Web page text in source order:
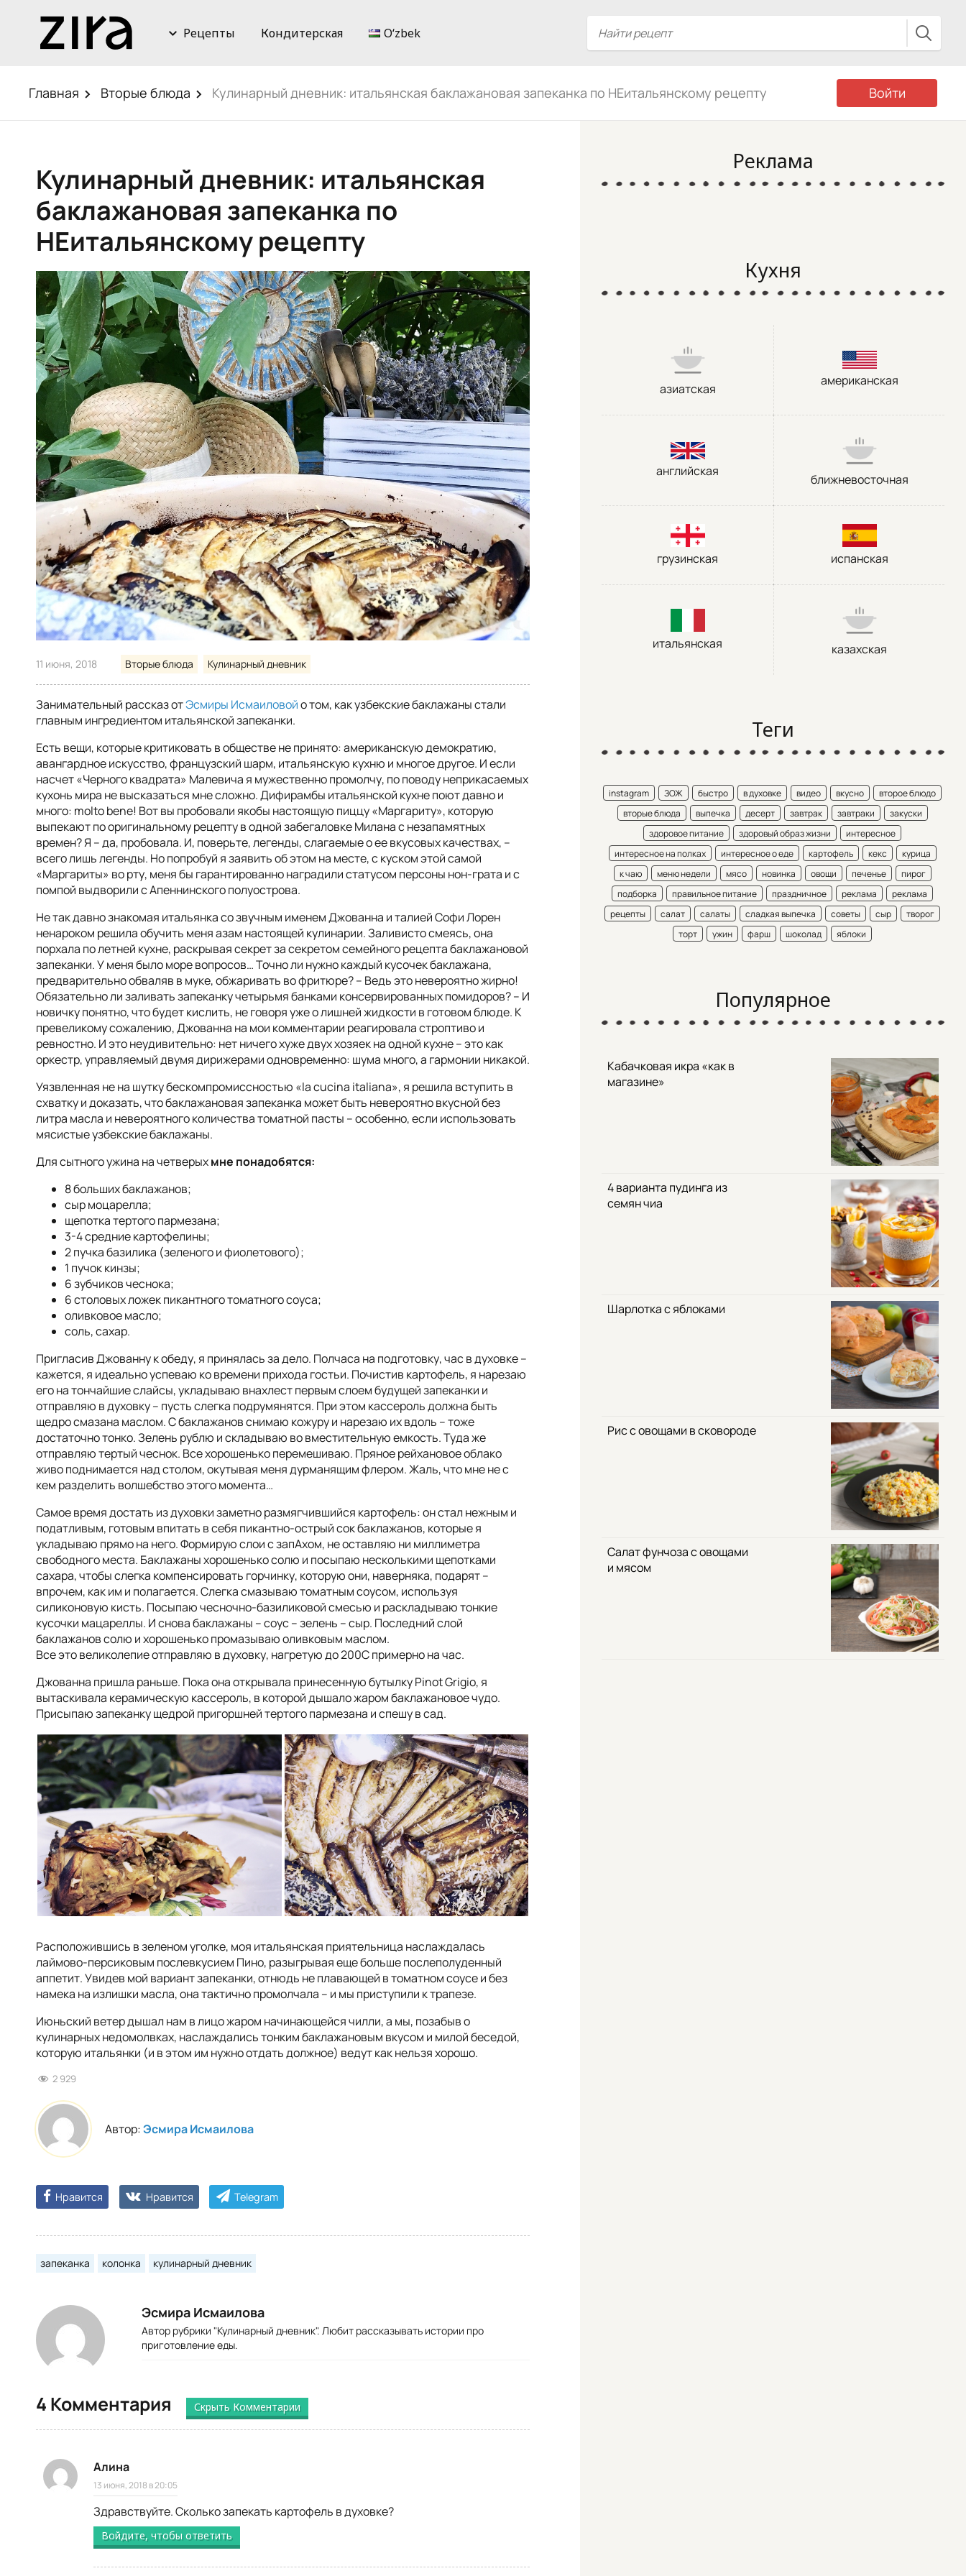
Рецепты Кондитерская Oʻzbek
Главная Вторые блюда Кулинарный дневник: итальянская баклажановая запеканка по НЕитальянскому рецепту Войти
Кулинарный дневник: итальянская
баклажановая запеканка по
НЕитальянскому рецепту
11 июня, 2018 Вторые блюда Кулинарный дневник
Занимательный рассказ отЭсмиры Исмаиловойо том, как узбекские баклажаны стали
главным ингредиентом итальянской запеканки.
Есть вещи, которые критиковать в обществе не принято: американскую демократию,
авангардное искусство, французский шарм, итальянскую кухню и многое другое. И если
насчет «Черного квадрата» Малевича я мужественно промолчу, по поводу неприкасаемых
кухонь мира не высказаться мне сложно. Дифирамбы итальянской кухне поют давно и
много: molto bene! Вот вы пробовали якобы настоящую пиццу «Маргариту», которую
выпекают по оригинальному рецепту в одной забегаловке Милана с незапамятных
времен? Я – да, пробовала. И, поверьте, легенды, слагаемые о ее вкусовых качествах, –
всего лишь легенды. Но попробуй я заявить об этом на месте, с куском этой самой
«Маргариты» во рту, меня бы гарантированно наградили статусом персоны нон-грата и с
помпой выдворили с Апеннинского полуострова.
Не так давно знакомая итальянка со звучным именем Джованна и талией Софи Лорен
ненароком решила обучить меня азам настоящей кулинарии. Заливисто смеясь, она
порхала по летней кухне, раскрывая секрет за секретом семейного рецепта баклажановой
запеканки. У меня было море вопросов… Точно ли нужно каждый кусочек баклажана,
предварительно обваляв в муке, обжаривать во фритюре? – Ведь это невероятно жирно!
Обязательно ли заливать запеканку четырьмя банками консервированных помидоров? – И
новичку понятно, что будет кислить, не говоря уже о лишней жидкости в готовом блюде. К
превеликому сожалению, Джованна на мои комментарии реагировала строптиво и
ревностно. И это неудивительно: нет ничего хуже двух хозяек на одной кухне – это как
оркестр, управляемый двумя дирижерами одновременно: шума много, а гармонии никакой.
Уязвленная не на шутку бескомпромиссностью «la cucina italiana», я решила вступить в
схватку и доказать, что баклажановая запеканка может быть невероятно вкусной без
литра масла и невероятного количества томатной пасты – особенно, если использовать
мясистые узбекские баклажаны.
Для сытного ужина на четверыхмне понадобятся:
8 больших баклажанов;
сыр моцарелла;
щепотка тертого пармезана;
3-4 средние картофелины;
2 пучка базилика (зеленого и фиолетового);
1 пучок кинзы;
6 зубчиков чеснока;
6 столовых ложек пикантного томатного соуса;
оливковое масло;
соль, сахар.
Пригласив Джованну к обеду, я принялась за дело. Полчаса на подготовку, час в духовке –
кажется, я идеально успеваю ко времени прихода гостьи. Почистив картофель, я нарезаю
его на тончайшие слайсы, укладываю внахлест первым слоем будущей запеканки и
отправляю в духовку – пусть слегка подрумянятся. При этом кассероль должна быть
щедро смазана маслом. С баклажанов снимаю кожуру и нарезаю их вдоль – тоже
достаточно тонко. Зелень рублю и складываю во вместительную емкость. Туда же
отправляю тертый чеснок. Все хорошенько перемешиваю. Пряное рейхановое облако
живо поднимается над столом, окутывая меня дурманящим флером. Жаль, что мне не с
кем разделить волшебство этого момента…
Самое время достать из духовки заметно размягчившийся картофель: он стал нежным и
податливым, готовым впитать в себя пикантно-острый сок баклажанов, которые я
укладываю прямо на него. Формирую слои с запАхом, не оставляю ни миллиметра
свободного места. Баклажаны хорошенько солю и посыпаю несколькими щепотками
сахара, чтобы слегка компенсировать горчинку, которую они, наверняка, подарят –
впрочем, как им и полагается. Слегка смазываю томатным соусом, используя
силиконовую кисть. Посыпаю чесночно-базиликовой смесью и раскладываю тонкие
кусочки мацареллы. И снова баклажаны – соус – зелень – сыр. Последний слой
баклажанов солю и хорошенько промазываю оливковым маслом.
Все это великолепие отправляю в духовку, нагретую до 200С примерно на час.
Джованна пришла раньше. Пока она открывала принесенную бутылку Pinot Grigio, я
вытаскивала керамическую кассероль, в которой дышало жаром баклажановое чудо.
Присыпаю запеканку щедрой пригоршней тертого пармезана и спешу в сад.
Расположившись в зеленом уголке, моя итальянская приятельница наслаждалась
лаймово-персиковым послевкусием Пино, разыгрывая еще больше послеполуденный
аппетит. Увидев мой вариант запеканки, отнюдь не плавающей в томатном соусе и без
намека на излишки масла, она тактично промолчала – и мы приступили к трапезе.
Июньский ветер дышал нам в лицо жаром начинающейся чилли, а мы, позабыв о
кулинарных недомолвках, наслаждались тонким баклажановым вкусом и милой беседой,
которую итальянки (и в этом им нужно отдать должное) ведут как нельзя хорошо.
2 929
Автор:Эсмира Исмаилова
Нравится Нравится Telegram
запеканка колонка кулинарный дневник
Эсмира Исмаилова
Автор рубрики "Кулинарный дневник". Любит рассказывать истории про
приготовление еды.
4 Комментария Скрыть Комментарии
Алина
13 июня, 2018 в 20:05
Здравствуйте. Сколько запекать картофель в духовке?
Войдите, чтобы ответить
Реклама
Кухня
азиатская
американская
английская
ближневосточная
грузинская испанская
итальянская казахская
Теги
instagram ЗОЖ быстро в духовке видео вкусно
второе блюдо
вторые блюда
выпечка десерт завтрак завтраки
закуски
здоровое питание
здоровый образ жизни
интересное
интересное на полках
интересное о еде картофель кекс
курица
к чаю
меню недели мясо новинка овощи печенье
пирог
подборка
правильное питание праздничное реклама
реклама
рецепты
салат салаты сладкая выпечка советы сыр
творог
торт
ужин фарш шоколад яблоки
Популярное
Кабачковая икра «как в
магазине»
4 варианта пудинга из
семян чиа
Шарлотка с яблоками
Рис с овощами в сковороде
Салат фунчоза с овощами
и мясом